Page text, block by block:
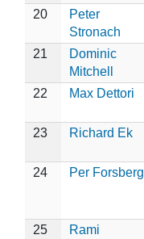
20
Peter
Stronach
21
Dominic
Mitchell
22
Max Dettori
23
Richard Ek
24 Per Forsberg
25
Rami